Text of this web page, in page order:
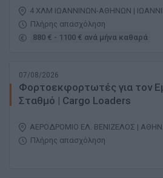
4 ΧΛΜ ΙΩΑΝΝΙΝΩΝ-ΑΘΗΝΩΝ |
Πλήρης απασχόληση
880 € - 1100 € ανά μήνα καθαρά
07/08/2026
Φορτοεκφορτωτές για τον
Σταθμό | Cargo Loaders
ΑΕΡΟΔΡΟΜΙΟ ΕΛ. ΒΕΝΙΖΕΛΟΣ |
Πλήρης απασχόληση